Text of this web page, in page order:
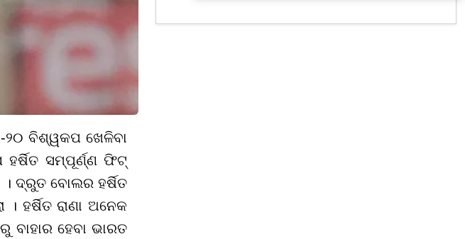
ବିଶ୍ୱକପ ଖେଳିବା
ହର୍ଷିତ ସମ୍ପୂର୍ଣ୍ଣ ଫିଟ୍
ଦ୍ରୁତ ବୋଲର ହର୍ଷିତ
ହର୍ଷିତ ରାଣା ଅନେକ
ହେବା ଭାରତ